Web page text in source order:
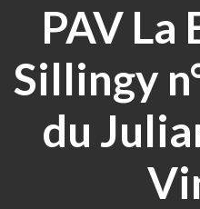
PAV La
Sillingy
du